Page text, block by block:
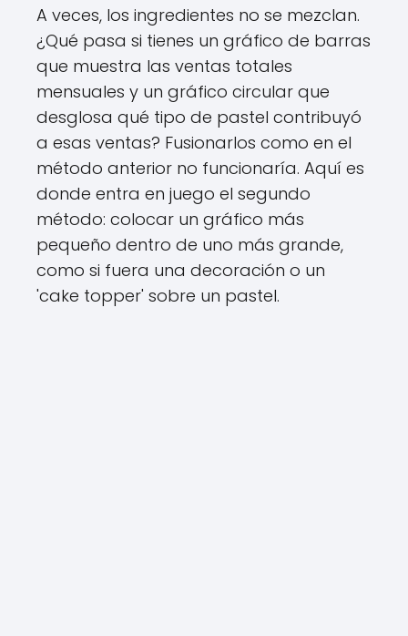
A veces, los ingredientes no se mezclan.
¿Qué pasa si tienes un gráfico de barras
que muestra las ventas totales
mensuales y un gráfico circular que
desglosa qué tipo de pastel contribuyó
a esas ventas? Fusionarlos como en el
método anterior no funcionaría. Aquí es
donde entra en juego el segundo
método: colocar un gráfico más
pequeño dentro de uno más grande,
como si fuera una decoración o un
'cake topper' sobre un pastel.